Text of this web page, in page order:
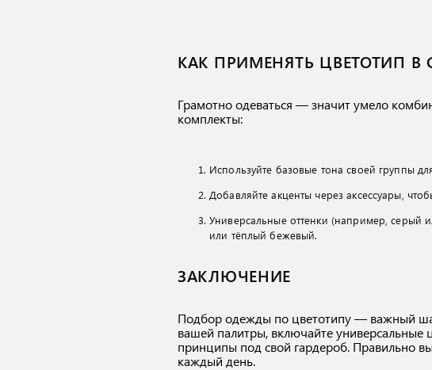
КАК ПРИМЕНЯТЬ ЦВЕТОТИП В
Грамотно одеваться — значит умело
комплекты:
Используйте базовые тона своей группы
Добавляйте акценты через аксессуары,
Универсальные оттенки (например,
или тёплый бежевый.
ЗАКЛЮЧЕНИЕ
Подбор одежды по цветотипу — важный
вашей палитры, включайте универсальные
принципы под свой гардероб. Правильно
каждый день.